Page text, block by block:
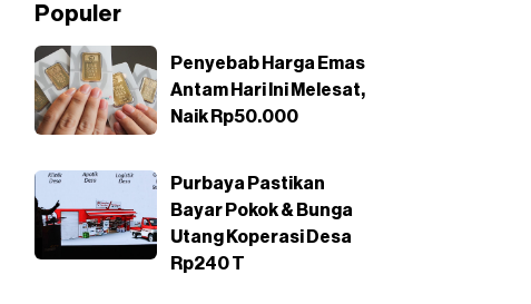
Populer
Penyebab Harga Emas
Antam Hari Ini Melesat,
Naik Rp50.000
Purbaya Pastikan
Bayar Pokok & Bunga
Utang Koperasi Desa
Rp240 T